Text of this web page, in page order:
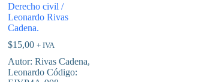
Derecho civil /
Leonardo Rivas
Cadena.
$15,00 + IVA
Autor: Rivas Cadena,
Leonardo Código: